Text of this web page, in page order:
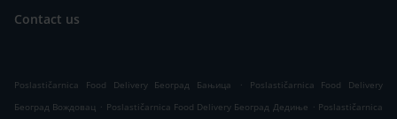
Contact us
Poslastičarnica Food Delivery Београд Бањица .
Poslastičarnica Food Delivery
Београд Вождовац . Poslastičarnica Food Delivery Београд Дедиње . Poslastičarnica